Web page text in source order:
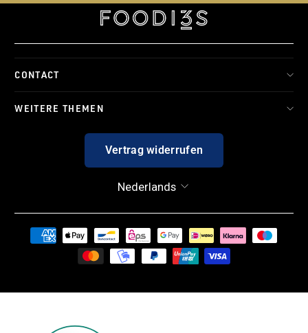
CONTACT
WEITERE THEMEN
Vertrag widerrufen
TAAL
Nederlands